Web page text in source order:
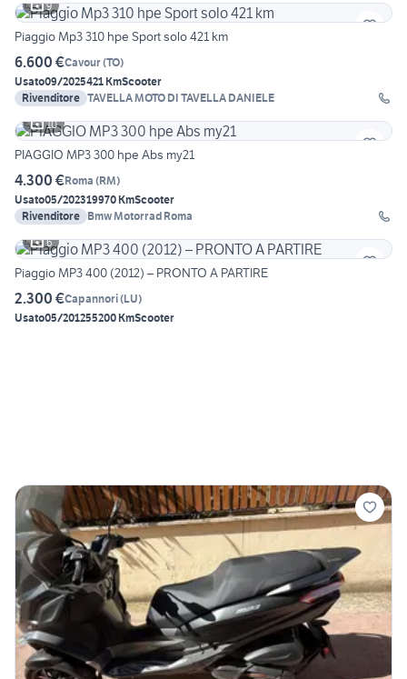
9
Piaggio Mp3 310 hpe Sport solo 421 km
6.600 €Cavour(TO)
Usato09/2025421 KmScooter
Rivenditore TAVELLA MOTO DI TAVELLA DANIELE
10
PIAGGIO MP3 300 hpe Abs my21
4.300 €Roma (RM)
Usato05/202319970 KmScooter
Rivenditore Bmw Motorrad Roma
6
Piaggio MP3 400 (2012) – PRONTO A PARTIRE
2.300 €Capannori(LU)
Usato05/201255200 KmScooter